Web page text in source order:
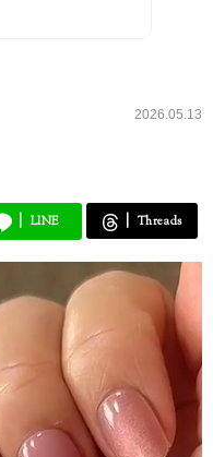
2026.05.13
LINE Threads